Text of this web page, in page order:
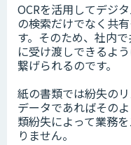
OCRを活用してデジ
の検索だけでなく共
す。そのため、社内
に受け渡しできるよ
繋げられるのです。
紙の書類では紛失の
データであればその
類紛失によって業務
りません。